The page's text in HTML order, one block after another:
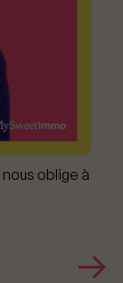
oblige à